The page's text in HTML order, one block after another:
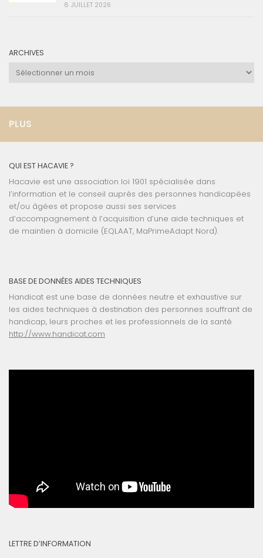
8 JUILLET 2026
ARCHIVES
Archives
PLUS
QUI EST HACAVIE ?
Hacavie est une association loi 1901 spécialisée dans
l’information et le conseil auprès des personnes handicapées
et/ou âgées et propose aussi ses services
d’accompagnement à l’acquisition d’une aide techniques et
de maintien à domicile (EQLAAT, MaPrimeAdapt Nord).
BASE DE DONNÉES AIDES TECHNIQUES
Handicat est une base de données neutre et exhaustive sur
les aides techniques à destination des personnes souffrant de
handicap, leurs proches et les professionnels de la santé
http://www.handicat.com
LETTRE D’INFORMATION